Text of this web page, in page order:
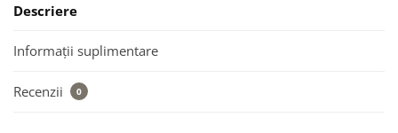
Descriere
Informații suplimentare
Recenzii 0